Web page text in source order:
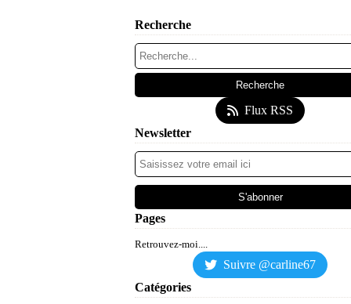
Recherche
Flux RSS
Newsletter
Pages
Retrouvez-moi....
Suivre @carline67
Catégories